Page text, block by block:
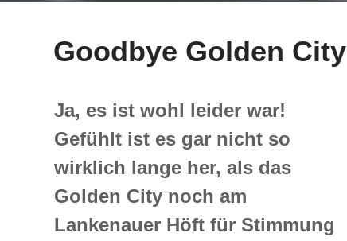
Goodbye Golden City
Ja, es ist wohl leider war!
Gefühlt ist es gar nicht so
wirklich lange her, als das
Golden City noch am
Lankenauer Höft für Stimmung